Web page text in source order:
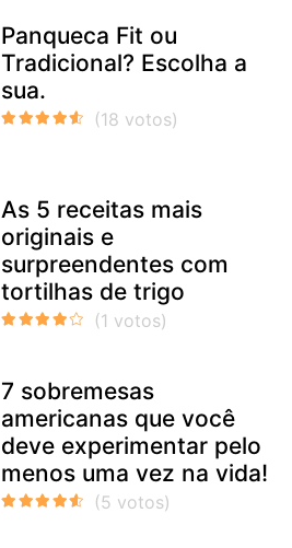
Panqueca Fit ou
Tradicional? Escolha a
sua.
As 5 receitas mais
originais e
surpreendentes com
tortilhas de trigo
7 sobremesas
americanas que você
deve experimentar pelo
menos uma vez na vida!